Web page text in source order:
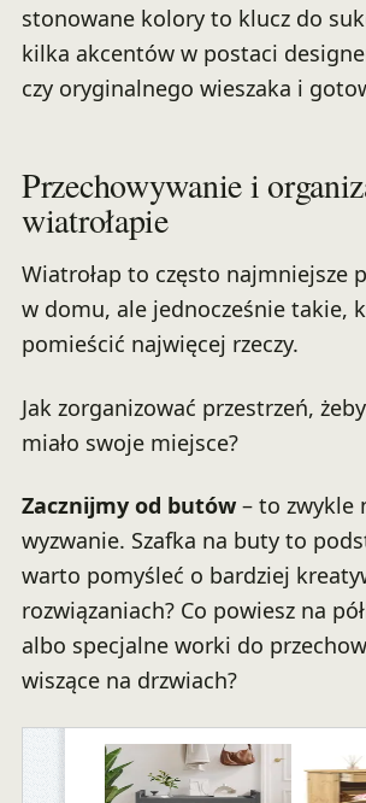
stonowane kolory to klucz do
kilka akcentów w postaci
czy oryginalnego wieszaka i
Przechowywanie i
wiatrołapie
Wiatrołap to często najmniejsze
w domu, ale jednocześnie takie,
pomieścić najwięcej rzeczy.
Jak zorganizować przestrzeń,
miało swoje miejsce?
Zacznijmy od butów – to zwykle
wyzwanie. Szafka na buty to
warto pomyśleć o bardziej
rozwiązaniach? Co powiesz na
albo specjalne worki do
wiszące na drzwiach?